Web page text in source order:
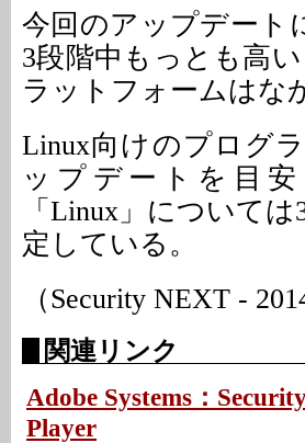
今回のアップデート
3段階中もっとも高
ラットフォームはな
Linux向けのプログ
ップデートを目
「Linux」について
定している。
（Security NEXT -
関連リンク
Adobe Systems：
Player